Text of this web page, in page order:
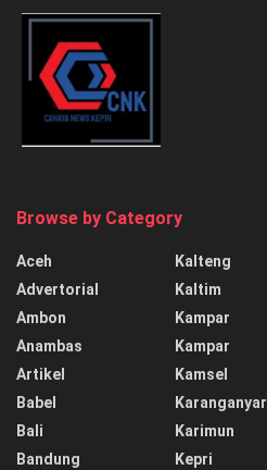
Browse by Category
Aceh
Advertorial
Ambon
Anambas
Artikel
Babel
Bali
Bandung
Kalteng
Kaltim
Kampar
Kampar
Kamsel
Karanganyar
Karimun
Kepri